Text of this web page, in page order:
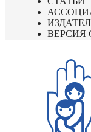
ВЕРСИЯ